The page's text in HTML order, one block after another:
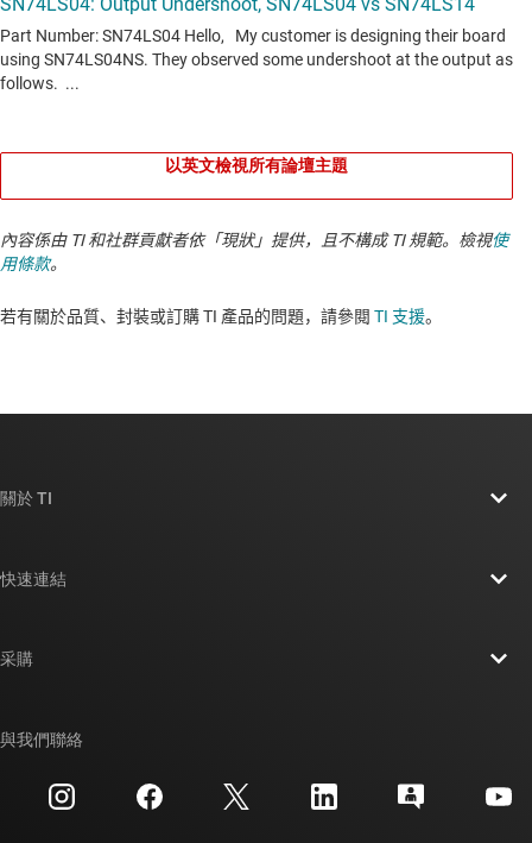
以英文檢視所有論壇主題
內容係由 TI 和社群貢獻者依「現狀」提供，且不構成 TI 規範。檢視使
用條款。
若有關於品質、封裝或訂購 TI 產品的問題，請參閱 TI 支援。​​​​​​​​​​​​​​
關於 TI
投資人關系
快速連結
交互參考搜索
客戶支援中心
采購
與我們聯絡